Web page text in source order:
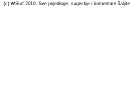
(c) WSurf 2010. Sve prijedloge, sugestije i komentare šaljite